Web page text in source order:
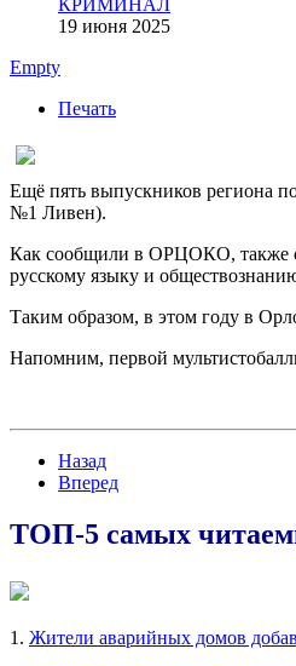
19 июня 2025
Empty
Печать
Ещё пять выпускников региона
№1 Ливен).
Как сообщили в ОРЦОКО, также
русскому языку и
Таким образом, в этом году в
Напомним, первой
Назад
Вперед
ТОП-5 самых
1. Жители аварийных домов